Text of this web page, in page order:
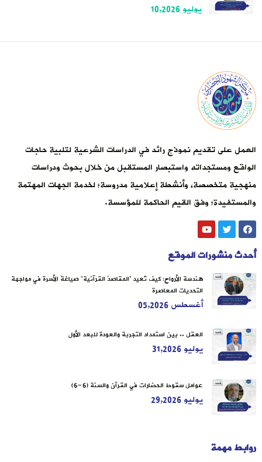
يوليو 10,2026
العمل على تقديم نموذج رائد في الدراسات الشرعية لتلبية حاجات
الواقع ومستجداته واستبصار المستقبل من خلال بحوث ودراسات
منهجية متخصصة، وأنشطة إعلامية مدروسة؛ لخدمة الجهات المهتمة
والمستفيدة؛ وفق القيم الحاكمة للمؤسسة.
أحدث منشورات الموقع
هندسة الأرواح: كيف تُعيد “المقاصدُ القرآنية” صياغةَ الأسرة في مواجهة
التحديات المعاصرة
أغسطس 05,2026
العقل .. بين استمداد التجربة والعودة للبعد الأول
يوليو 31,2026
عوامل سقوط الحضارات في القرآن والسنة (6-6)
يوليو 29,2026
روابط مهمة